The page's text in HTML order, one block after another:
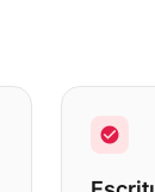
check_circle